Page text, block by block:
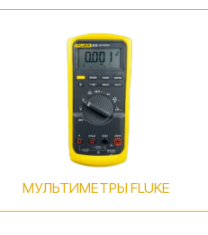
МУЛЬТИМЕТРЫ FLUKE